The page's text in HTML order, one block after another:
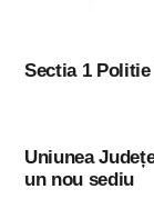
Sectia 1
Uniunea
un nou sediu